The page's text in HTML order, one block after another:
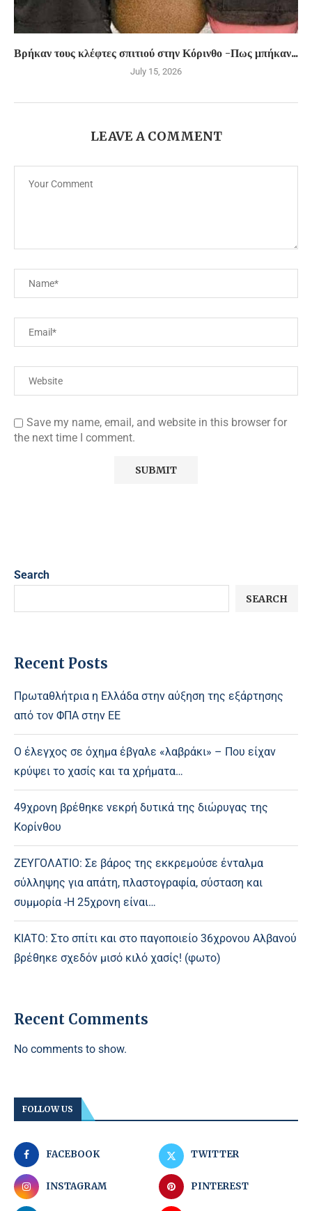
Βρήκαν τους κλέφτες σπιτιού στην Κόρινθο -Πως μπήκαν...
July 15, 2026
LEAVE A COMMENT
Save my name, email, and website in this browser for
the next time I comment.
Search
SEARCH
Recent Posts
Πρωταθλήτρια η Ελλάδα στην αύξηση της εξάρτησης
από τον ΦΠΑ στην ΕΕ
Ο έλεγχος σε όχημα έβγαλε «λαβράκι» – Που είχαν
κρύψει το χασίς και τα χρήματα…
49χρονη βρέθηκε νεκρή δυτικά της διώρυγας της
Κορίνθου
ΖΕΥΓΟΛΑΤΙΟ: Σε βάρος της εκκρεμούσε ένταλμα
σύλληψης για απάτη, πλαστογραφία, σύσταση και
συμμορία -Η 25χρονη είναι…
ΚΙΑΤΟ: Στο σπίτι και στο παγοποιείο 36χρονου Αλβανού
βρέθηκε σχεδόν μισό κιλό χασίς! (φωτο)
Recent Comments
No comments to show.
FOLLOW US
FACEBOOK TWITTER
INSTAGRAM PINTEREST